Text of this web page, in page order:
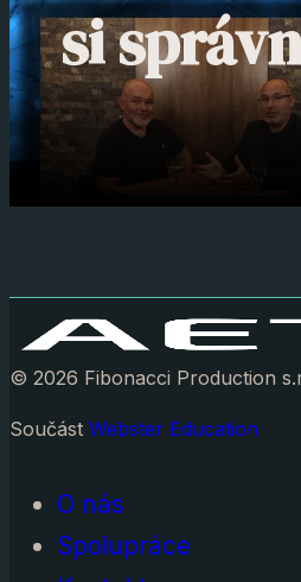
si
© 2026 Fibonacci Production
Součást Webster Education
O nás
Spolupráce